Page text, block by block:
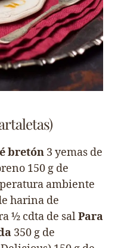
bretón 3 yemas de
150 g de
ambiente
harina de
½ cdta de salPara
350 g de